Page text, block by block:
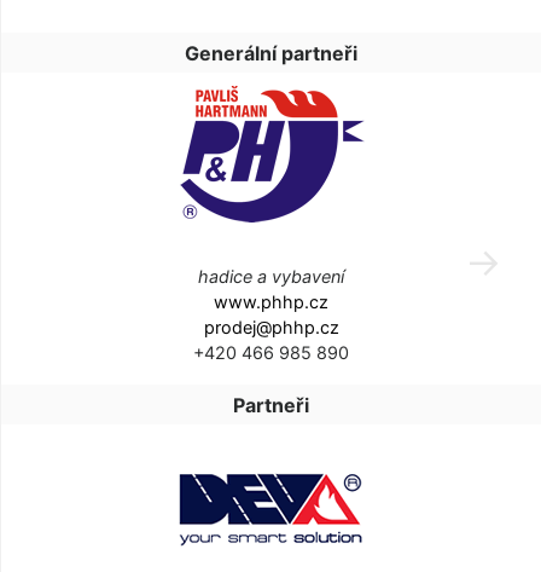
Generální partneři
hadice a vybavení
www.phhp.cz
prodej@phhp.cz
+420 466 985 890
Partneři